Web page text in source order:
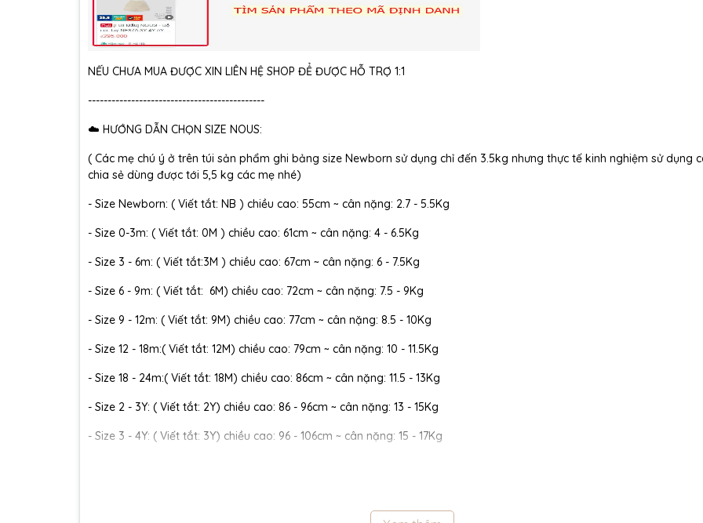
NẾU CHƯA MUA ĐƯỢC XIN LIÊN HỆ SHOP ĐỂ ĐƯỢC HỖ TRỢ 1:1
---------------------------------------------
☁️ HƯỚNG DẪN CHỌN SIZE NOUS:
( Các mẹ chú ý ở trên túi sản phẩm ghi bảng size Newborn sử dụng chỉ đến 3.5kg nhưng thực tế kinh nghiệm sử dụng
chia sẻ dùng được tới 5,5 kg các mẹ nhé)
- Size Newborn: ( Viết tắt: NB ) chiều cao: 55cm ~ cân nặng: 2.7 - 5.5Kg
- Size 0-3m: ( Viết tắt: 0M ) chiều cao: 61cm ~ cân nặng: 4 - 6.5Kg
- Size 3 - 6m: ( Viết tắt:3M ) chiều cao: 67cm ~ cân nặng: 6 - 7.5Kg
- Size 6 - 9m: ( Viết tắt: 6M) chiều cao: 72cm ~ cân nặng: 7.5 - 9Kg
- Size 9 - 12m: ( Viết tắt: 9M) chiều cao: 77cm ~ cân nặng: 8.5 - 10Kg
- Size 12 - 18m:( Viết tắt: 12M) chiều cao: 79cm ~ cân nặng: 10 - 11.5Kg
- Size 18 - 24m:( Viết tắt: 18M) chiều cao: 86cm ~ cân nặng: 11.5 - 13Kg
- Size 2 - 3Y: ( Viết tắt: 2Y) chiều cao: 86 - 96cm ~ cân nặng: 13 - 15Kg
- Size 3 - 4Y: ( Viết tắt: 3Y) chiều cao: 96 - 106cm ~ cân nặng: 15 - 17Kg